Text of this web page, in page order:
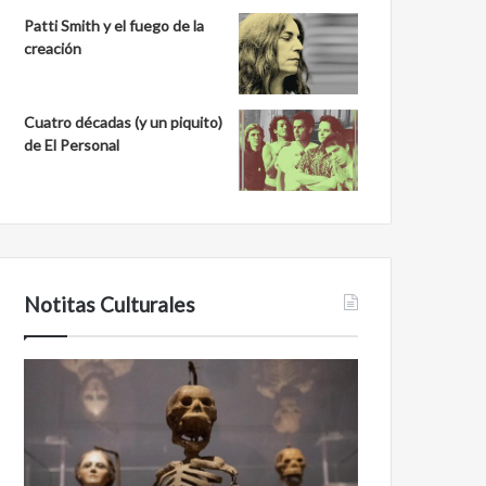
Patti Smith y el fuego de la
creación
Cuatro décadas (y un piquito)
de El Personal
Notitas Culturales
Cara
con
la